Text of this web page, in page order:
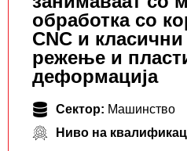
обработка со
CNC и
режење и
деформација
Сектор: Машинство
Ниво на